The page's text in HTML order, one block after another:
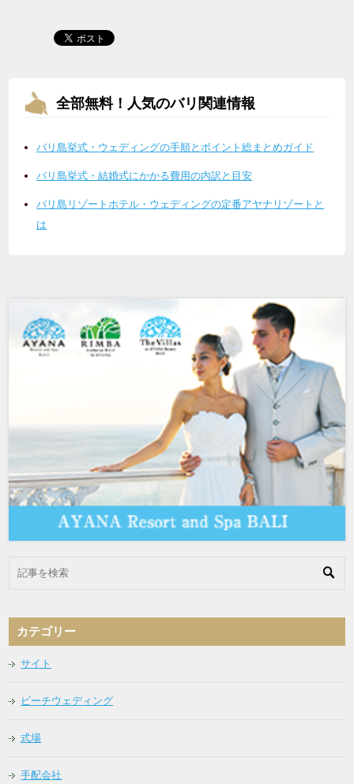
全部無料！人気のバリ関連情報
バリ島挙式・ウェディングの手順とポイント総まとめガイド
バリ島挙式・結婚式にかかる費用の内訳と目安
バリ島リゾートホテル・ウェディングの定番アヤナリゾートと
は
カテゴリー
サイト
ビーチウェディング
式場
手配会社